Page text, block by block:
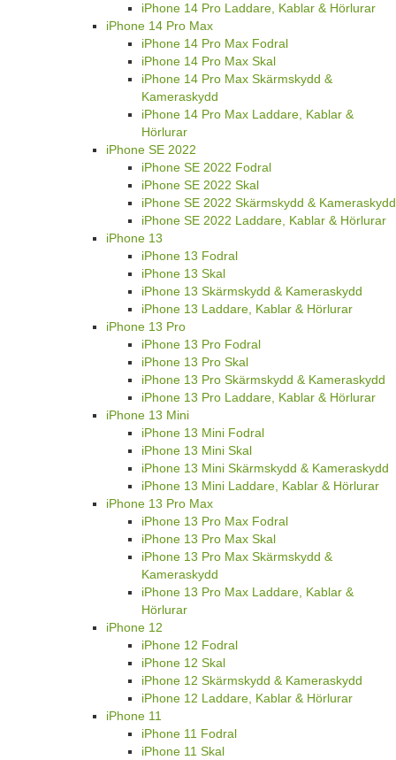
iPhone 14 Pro Laddare, Kablar & Hörlurar
iPhone 14 Pro Max
iPhone 14 Pro Max Fodral
iPhone 14 Pro Max Skal
iPhone 14 Pro Max Skärmskydd &
Kameraskydd
iPhone 14 Pro Max Laddare, Kablar &
Hörlurar
iPhone SE 2022
iPhone SE 2022 Fodral
iPhone SE 2022 Skal
iPhone SE 2022 Skärmskydd & Kameraskydd
iPhone SE 2022 Laddare, Kablar & Hörlurar
iPhone 13
iPhone 13 Fodral
iPhone 13 Skal
iPhone 13 Skärmskydd & Kameraskydd
iPhone 13 Laddare, Kablar & Hörlurar
iPhone 13 Pro
iPhone 13 Pro Fodral
iPhone 13 Pro Skal
iPhone 13 Pro Skärmskydd & Kameraskydd
iPhone 13 Pro Laddare, Kablar & Hörlurar
iPhone 13 Mini
iPhone 13 Mini Fodral
iPhone 13 Mini Skal
iPhone 13 Mini Skärmskydd & Kameraskydd
iPhone 13 Mini Laddare, Kablar & Hörlurar
iPhone 13 Pro Max
iPhone 13 Pro Max Fodral
iPhone 13 Pro Max Skal
iPhone 13 Pro Max Skärmskydd &
Kameraskydd
iPhone 13 Pro Max Laddare, Kablar &
Hörlurar
iPhone 12
iPhone 12 Fodral
iPhone 12 Skal
iPhone 12 Skärmskydd & Kameraskydd
iPhone 12 Laddare, Kablar & Hörlurar
iPhone 11
iPhone 11 Fodral
iPhone 11 Skal